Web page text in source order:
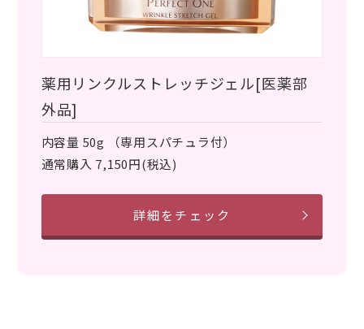
薬用リンクルストレッチジェル[医薬部
外品]
内容量 50g （専用スパチュラ付）
通常購入 7,150円(税込)
詳細をチェック